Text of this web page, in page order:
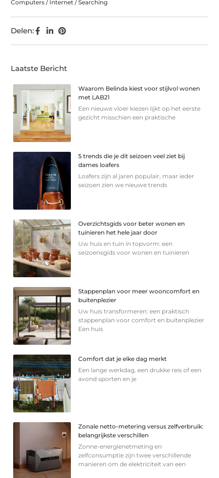
Computers / Internet / Searching
Delen:
Laatste Bericht
Waarom Belinda kiest voor stijlvol wonen
met LAB21
Een nieuwe vloer kiezen lijkt op het eerste
gezicht misschien een praktische
5 trends die je dit seizoen veel ziet bij
dames loafers
Loafers zijn al jaren populair, maar ieder
seizoen zien we nieuwe trends
Overzichtsgids voor beter wonen en
tuinieren het hele jaar door
Uw huis en tuin in topvorm: een
seizoensgids voor wonen en tuinieren
Stappenplan voor meer wooncomfort en
buitenplezier
Uw huis transformeren: een praktisch
stappenplan voor comfort en buitenplezier
Een huis
Comfort dat je elke dag merkt
Een lange werkdag, een drukke reis of een
avond sporten en je
Zonale netto-metering versus zelfverbruik:
belangrijkste verschillen
Zonne-energienetmeting en
zelfconsumptie zijn twee verschillende
manieren om de elektriciteit van een